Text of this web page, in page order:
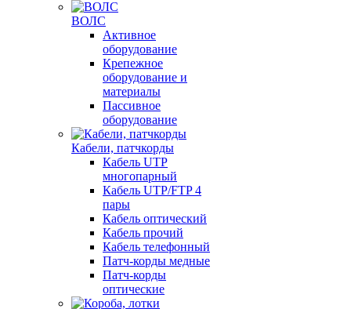
ВОЛС
Активное
оборудование
Крепежное
оборудование и
материалы
Пассивное
оборудование
Кабели, патчкорды
Кабель UTP
многопарный
Кабель UTP/FTP 4
пары
Кабель оптический
Кабель прочий
Кабель телефонный
Патч-корды медные
Патч-корды
оптические